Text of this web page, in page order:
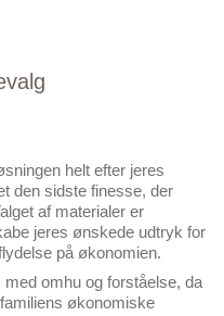
helt efter jeres
den sidste finesse, der
af materialer er
jeres ønskede udtryk for
på økonomien.
omhu og forståelse, da
økonomiske